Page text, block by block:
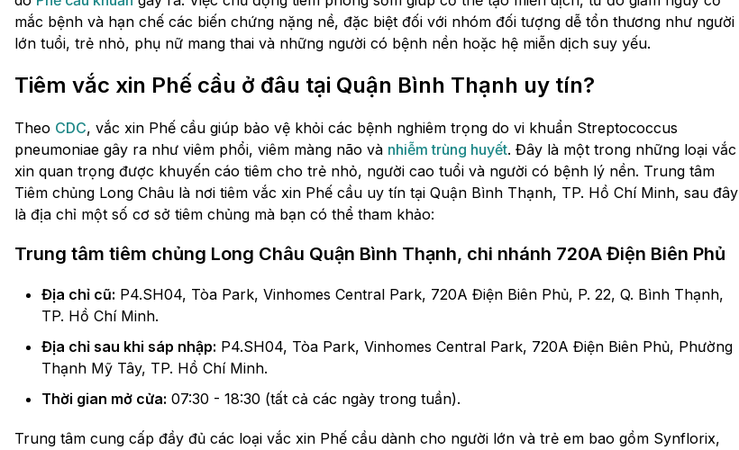
mắc bệnh và hạn chế các biến chứng nặng nề, đặc biệt đối với nhóm đối tượng dễ tổn thương như người
lớn tuổi, trẻ nhỏ, phụ nữ mang thai và những người có bệnh nền hoặc hệ miễn dịch suy yếu.
Tiêm vắc xin Phế cầu ở đâu tại Quận Bình Thạnh uy tín?
Theo CDC, vắc xin Phế cầu giúp bảo vệ khỏi các bệnh nghiêm trọng do vi khuẩn Streptococcus
pneumoniae gây ra như viêm phổi, viêm màng não và nhiễm trùng huyết. Đây là một trong những loại vắc
xin quan trọng được khuyến cáo tiêm cho trẻ nhỏ, người cao tuổi và người có bệnh lý nền. Trung tâm
Tiêm chủng Long Châu là nơi tiêm vắc xin Phế cầu uy tín tại Quận Bình Thạnh, TP. Hồ Chí Minh, sau đây
là địa chỉ một số cơ sở tiêm chủng mà bạn có thể tham khảo:
Trung tâm tiêm chủng Long Châu Quận Bình Thạnh, chi nhánh 720A Điện Biên Phủ
Địa chỉ cũ: P4.SH04, Tòa Park, Vinhomes Central Park, 720A Điện Biên Phủ, P. 22, Q. Bình Thạnh,
TP. Hồ Chí Minh.
Địa chỉ sau khi sáp nhập: P4.SH04, Tòa Park, Vinhomes Central Park, 720A Điện Biên Phủ, Phường
Thạnh Mỹ Tây, TP. Hồ Chí Minh.
Thời gian mở cửa: 07:30 - 18:30 (tất cả các ngày trong tuần).
Trung tâm cung cấp đầy đủ các loại vắc xin Phế cầu dành cho người lớn và trẻ em bao gồm Synflorix,